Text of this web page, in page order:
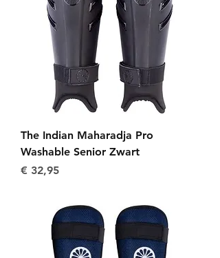
The Indian Maharadja Pro
Washable Senior Zwart
Prijs
€ 32,95